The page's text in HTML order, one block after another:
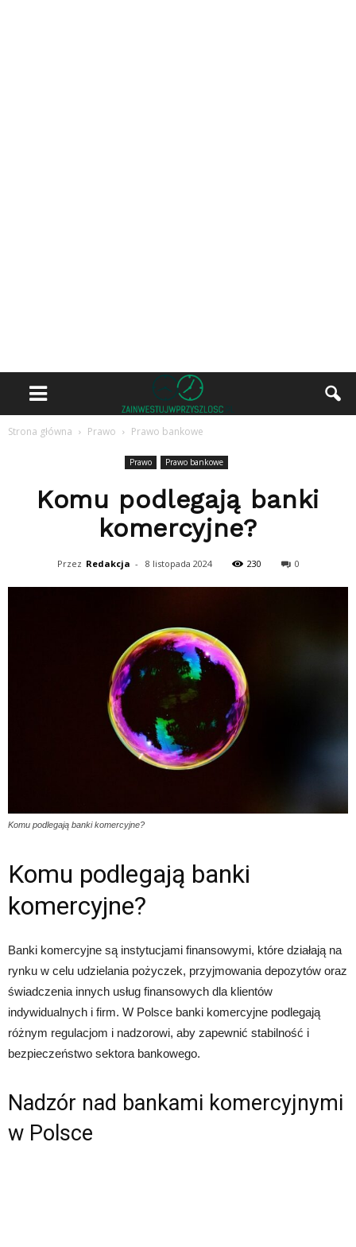
Strona główna Prawo Prawo bankowe
Prawo Prawo bankowe
Komu podlegają banki
komercyjne?
Przez Redakcja - 8 listopada 2024 230 0
Komu podlegają banki komercyjne?
Komu podlegają banki
komercyjne?
Banki komercyjne są instytucjami finansowymi, które działają na
rynku w celu udzielania pożyczek, przyjmowania depozytów oraz
świadczenia innych usług finansowych dla klientów
indywidualnych i firm. W Polsce banki komercyjne podlegają
różnym regulacjom i nadzorowi, aby zapewnić stabilność i
bezpieczeństwo sektora bankowego.
Nadzór nad bankami komercyjnymi
w Polsce